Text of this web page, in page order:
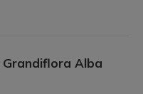
Alba